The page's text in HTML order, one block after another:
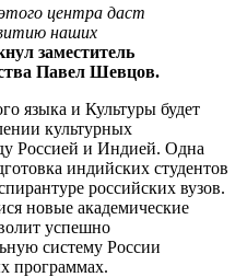
центра даст
наших
заместитель
Павел Шевцов.
языка и Культуры будет
культурных
Россией и Индией. Одна
индийских студентов
российских вузов.
новые академические
успешно
систему России
программах.